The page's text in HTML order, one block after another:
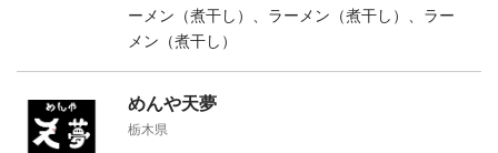
ーメン（煮干し）、ラーメン（煮干し）、ラー
メン（煮干し）
めんや天夢
栃木県